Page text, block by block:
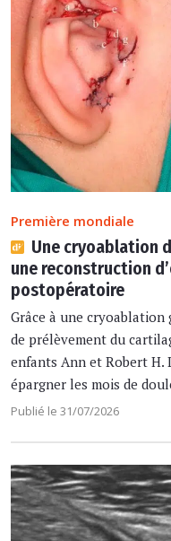
Première mondiale
Une cryoablation
une reconstruction
postopératoire
Grâce à une
de prélèvement du
enfants Ann et Robert H.
épargner les mois de
Publié le 31/07/2026